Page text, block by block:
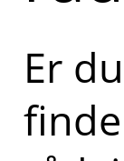
Er